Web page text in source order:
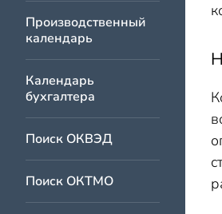
Производственный
календарь
Календарь
бухгалтера
Поиск ОКВЭД
Поиск ОКТМО